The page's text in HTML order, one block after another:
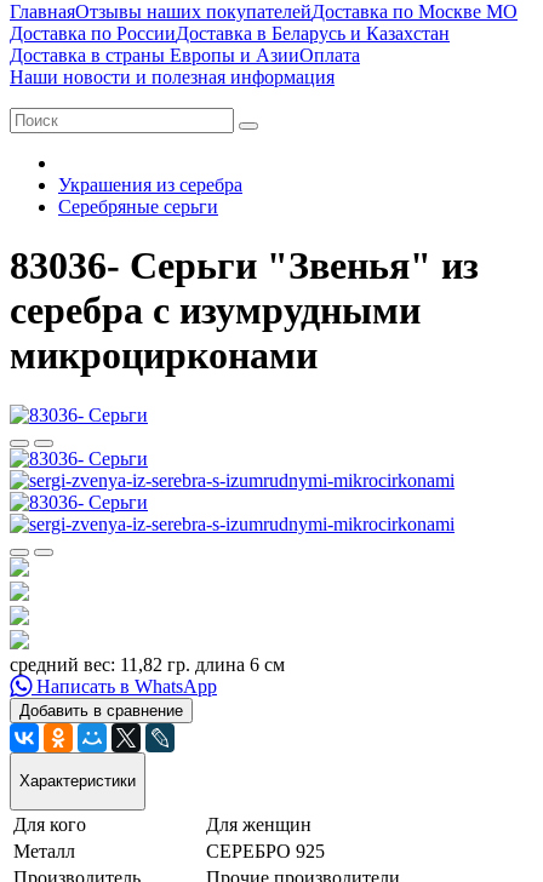
ГлавнаяОтзывы наших покупателейДоставка по Москве МО
Доставка по РоссииДоставка в Беларусь и Казахстан
Доставка в страны Европы и АзииОплата
Наши новости и полезная информация
Украшения из серебра
Серебряные серьги
83036- Серьги "Звенья" из
серебра с изумрудными
микроцирконами
средний вес: 11,82 гр. длина 6 см
Написать в WhatsApp
Добавить в сравнение
Характеристики
Для кого
Для женщин
Металл
СЕРЕБРО 925
Производитель
Прочие производители